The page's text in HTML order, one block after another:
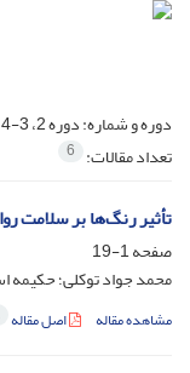
دوره و شماره:دوره 2، 3-4 - شماره پیاپی 2، آبان 1396
تعداد مقالات: 6
تأثیر رنگ‌ها بر سلامت
صفحه1-19
محمد جواد توکلی؛ حکیمه
مشاهده مقاله اصل مقاله